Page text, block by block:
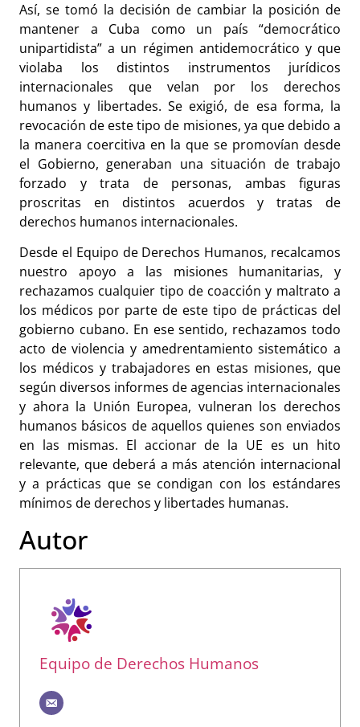
Así, se tomó la decisión de cambiar la posición de
mantener a Cuba como un país “democrático
unipartidista” a un régimen antidemocrático y que
violaba los distintos instrumentos jurídicos
internacionales que velan por los derechos
humanos y libertades. Se exigió, de esa forma, la
revocación de este tipo de misiones, ya que debido a
la manera coercitiva en la que se promovían desde
el Gobierno, generaban una situación de trabajo
forzado y trata de personas, ambas figuras
proscritas en distintos acuerdos y tratas de
derechos humanos internacionales.
Desde el Equipo de Derechos Humanos, recalcamos
nuestro apoyo a las misiones humanitarias, y
rechazamos cualquier tipo de coacción y maltrato a
los médicos por parte de este tipo de prácticas del
gobierno cubano. En ese sentido, rechazamos todo
acto de violencia y amedrentamiento sistemático a
los médicos y trabajadores en estas misiones, que
según diversos informes de agencias internacionales
y ahora la Unión Europea, vulneran los derechos
humanos básicos de aquellos quienes son enviados
en las mismas. El accionar de la UE es un hito
relevante, que deberá a más atención internacional
y a prácticas que se condigan con los estándares
mínimos de derechos y libertades humanas.
Autor
Equipo de Derechos Humanos